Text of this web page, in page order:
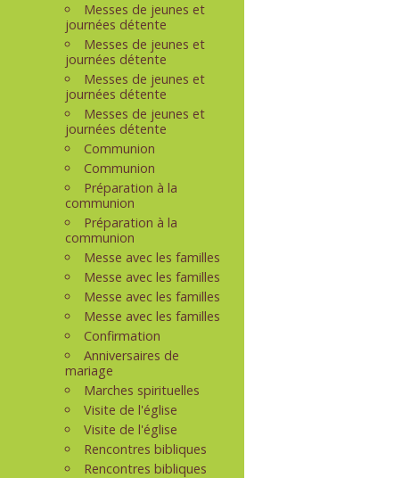
Messes de jeunes et
journées détente
Messes de jeunes et
journées détente
Messes de jeunes et
journées détente
Messes de jeunes et
journées détente
Communion
Communion
Préparation à la
communion
Préparation à la
communion
Messe avec les familles
Messe avec les familles
Messe avec les familles
Messe avec les familles
Confirmation
Anniversaires de
mariage
Marches spirituelles
Visite de l'église
Visite de l'église
Rencontres bibliques
Rencontres bibliques